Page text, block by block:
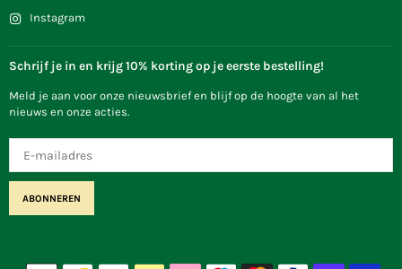
Instagram
Schrijf je in en krijg 10% korting op je eerste bestelling!
Meld je aan voor onze nieuwsbrief en blijf op de hoogte van al het
nieuws en onze acties.
ABONNEREN